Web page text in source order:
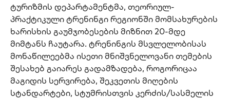
ტურიზმის დეპარტამენტმა, თეორიულ-
პრაქტიკული ტრენინგი რეგიონში მომსახურების
ხარისხის გაუმჯობესების მიზნით 20-მდე
მიმტანს ჩაუტარა. ტრენინგის მსვლელობისას
მონაწილეებმა ისეთი მნიშვნელოვანი თემების
შესახებ გაიარეს გადამზადება, როგორიცაა
მაგიდის სერვირება, შეკვეთის მიღების
სტანდარტები, სტუმრისთვის კერძის/სასმელის